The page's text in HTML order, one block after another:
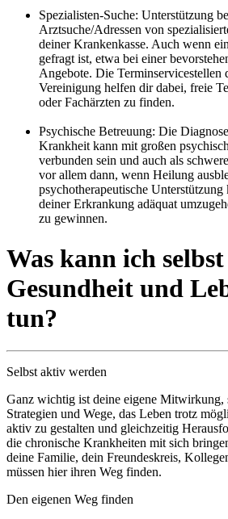
Spezialisten-Suche: Unterstützung
Arztsuche/Adressen von
deiner Krankenkasse. Auch wenn
gefragt ist, etwa bei einer
Angebote. Die Terminservicestellen
Vereinigung helfen dir dabei, freie
oder Fachärzten zu finden.
Psychische Betreuung: Die
Krankheit kann mit großen
verbunden sein und auch als
vor allem dann, wenn Heilung
psychotherapeutische
deiner Erkrankung adäquat
zu gewinnen.
Was kann ich
Gesundheit und
tun?
Selbst aktiv werden
Ganz wichtig ist deine eigene Mitwirkung,
Strategien und Wege, das Leben trotz
aktiv zu gestalten und gleichzeitig
die chronische Krankheiten mit sich
deine Familie, dein Freundeskreis,
müssen hier ihren Weg finden.
Den eigenen Weg finden